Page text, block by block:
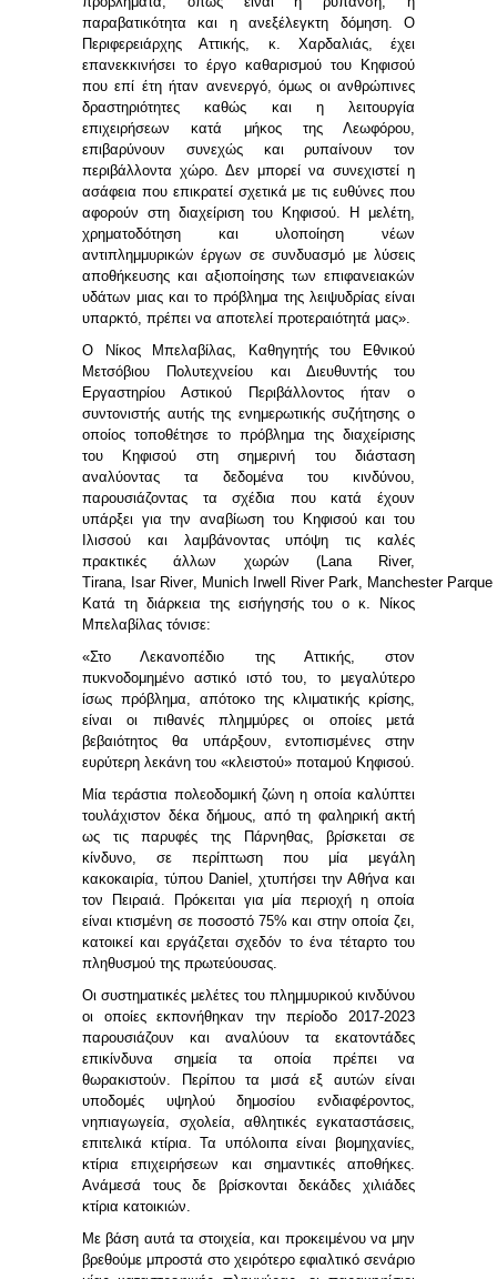
παραβατικότητα και η ανεξέλεγκτη δόμηση. Ο
Περιφερειάρχης Αττικής, κ. Χαρδαλιάς, έχει
επανεκκινήσει το έργο καθαρισμού του Κηφισού
που επί έτη ήταν ανενεργό, όμως οι ανθρώπινες
δραστηριότητες καθώς και η λειτουργία
επιχειρήσεων κατά μήκος της Λεωφόρου,
επιβαρύνουν συνεχώς και ρυπαίνουν τον
περιβάλλοντα χώρο. Δεν μπορεί να συνεχιστεί η
ασάφεια που επικρατεί σχετικά με τις ευθύνες που
αφορούν στη διαχείριση του Κηφισού. Η μελέτη,
χρηματοδότηση και υλοποίηση νέων
αντιπλημμυρικών έργων σε συνδυασμό με λύσεις
αποθήκευσης και αξιοποίησης των επιφανειακών
υδάτων μιας και το πρόβλημα της λειψυδρίας είναι
υπαρκτό, πρέπει να αποτελεί προτεραιότητά μας».
Ο Νίκος Μπελαβίλας, Καθηγητής του Εθνικού
Μετσόβιου Πολυτεχνείου και Διευθυντής του
Εργαστηρίου Αστικού Περιβάλλοντος ήταν ο
συντονιστής αυτής της ενημερωτικής συζήτησης ο
οποίος τοποθέτησε το πρόβλημα της διαχείρισης
του Κηφισού στη σημερινή του διάσταση
αναλύοντας τα δεδομένα του κινδύνου,
παρουσιάζοντας τα σχέδια που κατά έχουν
υπάρξει για την αναβίωση του Κηφισού και του
Ιλισσού και λαμβάνοντας υπόψη τις καλές
πρακτικές άλλων χωρών (Lana River,
Tirana, Isar River, Munich Irwell River Park, Manchester Parque
Κατά τη διάρκεια της εισήγησής του ο κ. Νίκος
Μπελαβίλας τόνισε:
«Στο Λεκανοπέδιο της Αττικής, στον
πυκνοδομημένο αστικό ιστό του, το μεγαλύτερο
ίσως πρόβλημα, απότοκο της κλιματικής κρίσης,
είναι οι πιθανές πλημμύρες οι οποίες μετά
βεβαιότητος θα υπάρξουν, εντοπισμένες στην
ευρύτερη λεκάνη του «κλειστού» ποταμού Κηφισού.
Μία τεράστια πολεοδομική ζώνη η οποία καλύπτει
τουλάχιστον δέκα δήμους, από τη φαληρική ακτή
ως τις παρυφές της Πάρνηθας, βρίσκεται σε
κίνδυνο, σε περίπτωση που μία μεγάλη
κακοκαιρία, τύπου Daniel , χτυπήσει την Αθήνα και
τον Πειραιά. Πρόκειται για μία περιοχή η οποία
είναι κτισμένη σε ποσοστό 75% και στην οποία ζει,
κατοικεί και εργάζεται σχεδόν το ένα τέταρτο του
πληθυσμού της πρωτεύουσας.
Οι συστηματικές μελέτες του πλημμυρικού κινδύνου
οι οποίες εκπονήθηκαν την περίοδο 2017-2023
παρουσιάζουν και αναλύουν τα εκατοντάδες
επικίνδυνα σημεία τα οποία πρέπει να
θωρακιστούν. Περίπου τα μισά εξ αυτών είναι
υποδομές υψηλού δημοσίου ενδιαφέροντος,
νηπιαγωγεία, σχολεία, αθλητικές εγκαταστάσεις,
επιτελικά κτίρια. Τα υπόλοιπα είναι βιομηχανίες,
κτίρια επιχειρήσεων και σημαντικές αποθήκες.
Ανάμεσά τους δε βρίσκονται δεκάδες χιλιάδες
κτίρια κατοικιών.
Με βάση αυτά τα στοιχεία, και προκειμένου να μην
βρεθούμε μπροστά στο χειρότερο εφιαλτικό σενάριο